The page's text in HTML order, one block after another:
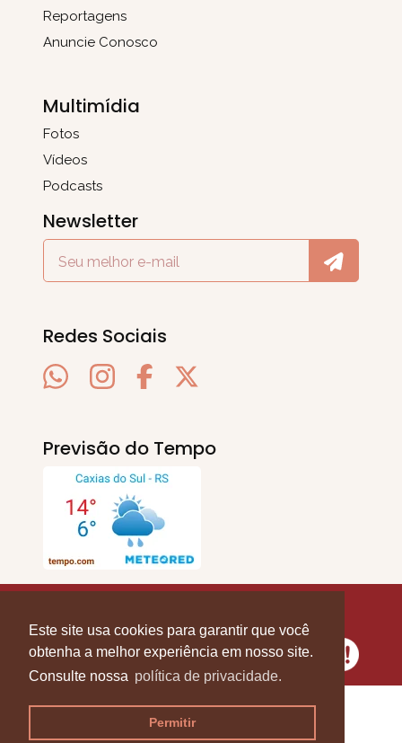
Este site usa cookies para garantir que você
obtenha a melhor experiência em nosso site.
Consulte nossa política de privacidade.
Permitir
Reportagens
Anuncie Conosco
Multimídia
Fotos
Vídeos
Podcasts
Newsletter
Redes Sociais
Previsão do Tempo
Direitos Reservados.